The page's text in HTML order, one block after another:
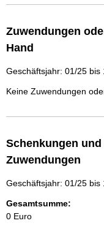
Zuwendungen
Hand
Geschäftsjahr: 01/25 bis
Keine Zuwendungen
Schenkungen
Zuwendungen
Geschäftsjahr: 01/25 bis
Gesamtsumme:
0 Euro